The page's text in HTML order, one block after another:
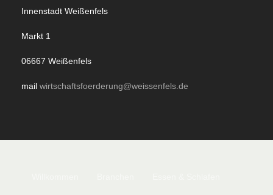
Innenstadt Weißenfels
Markt 1
06667 Weißenfels
mail wirtschaftsfoerderung@weissenfels.de